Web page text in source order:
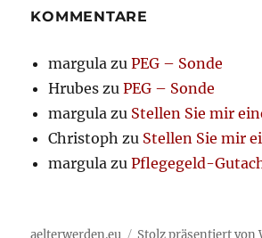
KOMMENTARE
margula zuPEG – Sonde
Hrubes zuPEG – Sonde
margula zu Stellen Sie mir
Christoph zu Stellen Sie mir
margula zuPflegegeld-
aelterwerden.eu Stolz präsentiert von